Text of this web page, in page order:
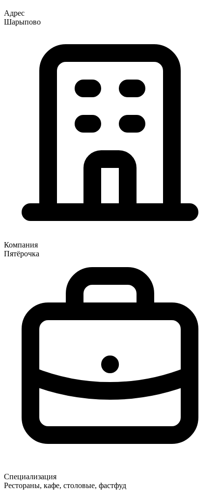
Адрес
Шарыпово
Компания
Пятёрочка
Специализация
Рестораны, кафе, столовые, фастфуд